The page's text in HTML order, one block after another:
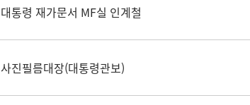
대통령 재가문서 MF실 인계철
사진필름대장(대통령관보)